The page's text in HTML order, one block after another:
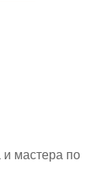
мастера по